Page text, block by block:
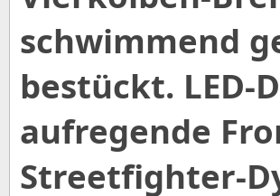
schwimmend
bestückt. LED-
aufregende
Streetfighter-